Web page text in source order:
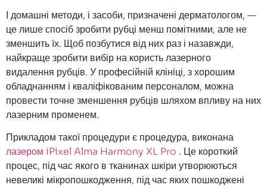
І домашні методи, і засоби, призначені дерматологом, —
це лише спосіб зробити рубці менш помітними, але не
зменшить їх. Щоб позбутися від них раз і назавжди,
найкраще зробити вибір на користь лазерного
видалення рубців. У професійній клініці, з хорошим
обладнанням і кваліфікованим персоналом, можна
провести точне зменшення рубців шляхом впливу на них
лазерним променем.
Прикладом такої процедури є процедура, виконана
лазером iPixel Alma Harmony XL Pro . Це короткий
процес, під час якого в тканинах шкіри утворюються
невеликі мікропошкодження, під час яких пошкоджені